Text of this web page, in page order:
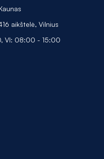
aikštelė, Vilnius
VI: 08:00 - 15:00